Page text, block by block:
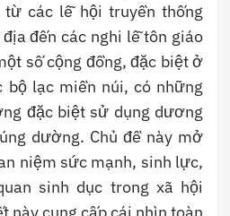
từ các lễ hội truyền thống
đến các nghi lễ tôn giáo
số cộng đồng, đặc biệt ở
bộ lạc miền núi, có những
đặc biệt sử dụng dương
dường. Chủ đề này mở
niệm sức mạnh, sinh lực,
sinh dục trong xã hội